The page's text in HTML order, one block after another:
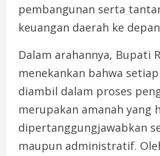
pembangunan serta
keuangan daerah ke
Dalam arahannya, Bupati
menekankan bahwa
diambil dalam proses
merupakan amanah yang
dipertanggungjawabkan
maupun administratif.